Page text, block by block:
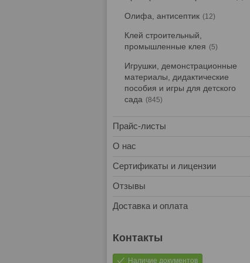
Олифа, антисептик 12
Клей строительный,
промышленные клея
5
Игрушки, демонстрационные
материалы, дидактические
пособия и игры для детского
сада
845
Прайс-листы
О нас
Сертификаты и лицензии
Отзывы
Доставка и оплата
Наличие документов